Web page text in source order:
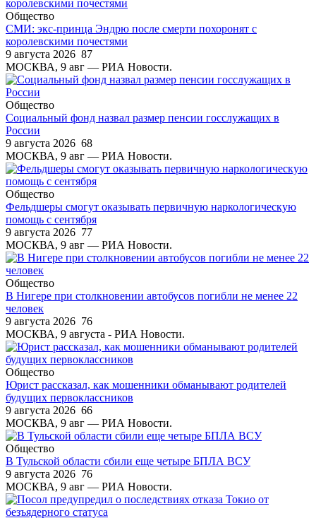
Общество
СМИ: экс-принца Эндрю после смерти похоронят с
королевскими почестями
9 августа 2026 87
МОСКВА, 9 авг — РИА Новости.
Общество
Социальный фонд назвал размер пенсии госслужащих в
России
9 августа 2026 68
МОСКВА, 9 авг — РИА Новости.
Общество
Фельдшеры смогут оказывать первичную наркологическую
помощь с сентября
9 августа 2026 77
МОСКВА, 9 авг — РИА Новости.
Общество
В Нигере при столкновении автобусов погибли не менее 22
человек
9 августа 2026 76
МОСКВА, 9 августа - РИА Новости.
Общество
Юрист рассказал, как мошенники обманывают родителей
будущих первоклассников
9 августа 2026 66
МОСКВА, 9 авг — РИА Новости.
Общество
В Тульской области сбили еще четыре БПЛА ВСУ
9 августа 2026 76
МОСКВА, 9 авг — РИА Новости.